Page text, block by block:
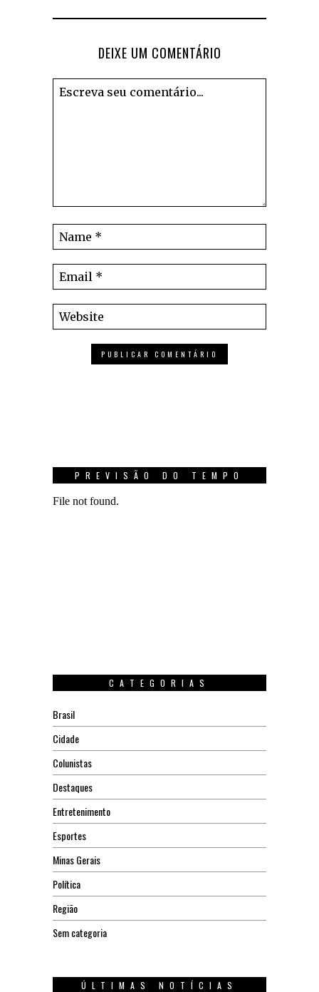
DEIXE UM COMENTÁRIO
PREVISÃO DO TEMPO
CATEGORIAS
Brasil
Cidade
Colunistas
Destaques
Entretenimento
Esportes
Minas Gerais
Política
Região
Sem categoria
ÚLTIMAS NOTÍCIAS